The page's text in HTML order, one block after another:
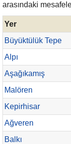
arasındaki
Yer
Büyüktülük Tepe
Alpı
Aşağıkamış
Malören
Kepirhisar
Ağveren
Balkı